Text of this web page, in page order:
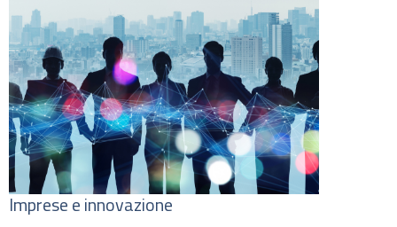
Imprese e innovazione